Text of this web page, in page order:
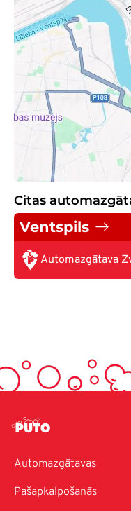
Citas
Ventspils
Automazgātava
Automazgātavas
Pašapkalpošanās